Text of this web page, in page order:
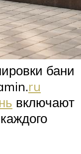
бани
ru
включают